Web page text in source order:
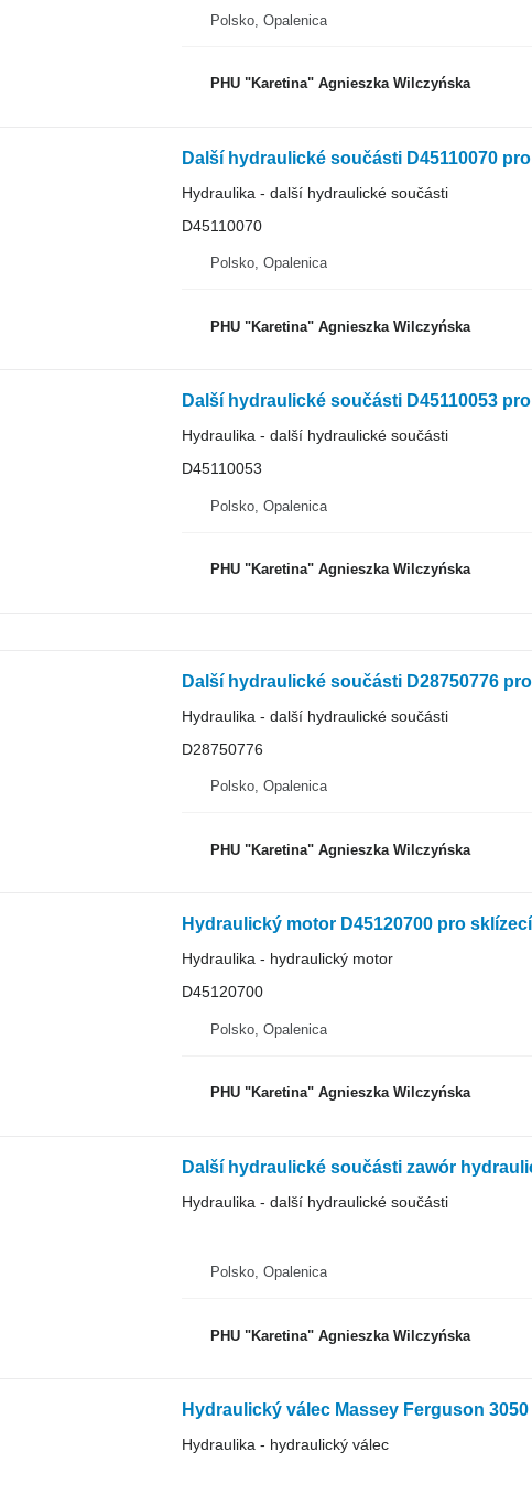
Polsko, Opalenica
PHU "Karetina" Agnieszka Wilczyńska
Další hydraulické součásti D45110070
Hydraulika - další hydraulické součásti
D45110070
Polsko, Opalenica
PHU "Karetina" Agnieszka Wilczyńska
Další hydraulické součásti D45110053
Hydraulika - další hydraulické součásti
D45110053
Polsko, Opalenica
PHU "Karetina" Agnieszka Wilczyńska
Další hydraulické součásti D28750776
Hydraulika - další hydraulické součásti
D28750776
Polsko, Opalenica
PHU "Karetina" Agnieszka Wilczyńska
Hydraulika - hydraulický motor
D45120700
Polsko, Opalenica
PHU "Karetina" Agnieszka Wilczyńska
Hydraulika - další hydraulické součásti
Polsko, Opalenica
PHU "Karetina" Agnieszka Wilczyńska
Hydraulika - hydraulický válec